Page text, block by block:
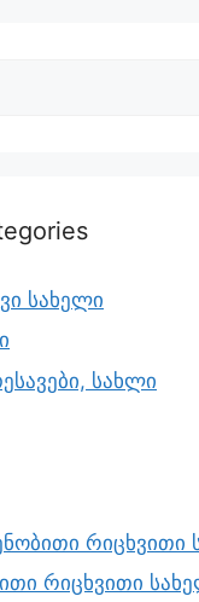
სახელი
სახლი
რიცხვითი
რიცხვითი